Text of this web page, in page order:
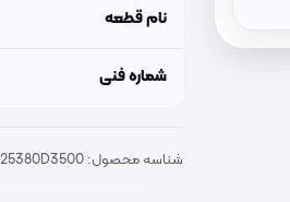
نام قطعه
شماره فنی
شناسه محصول:25380D3500